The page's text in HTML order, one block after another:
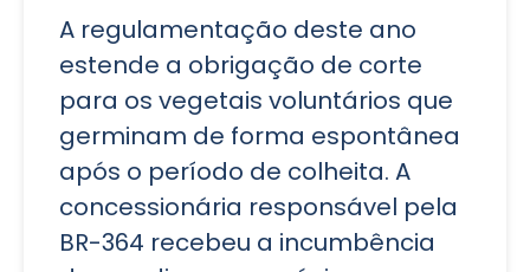
A regulamentação deste ano
estende a obrigação de corte
para os vegetais voluntários que
germinam de forma espontânea
após o período de colheita. A
concessionária responsável pela
BR-364 recebeu a incumbência